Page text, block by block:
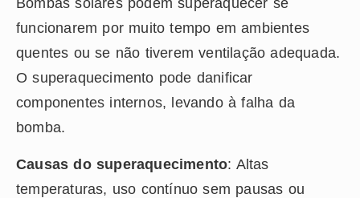
Bombas solares podem superaquecer se
funcionarem por muito tempo em ambientes
quentes ou se não tiverem ventilação adequada.
O superaquecimento pode danificar
componentes internos, levando à falha da
bomba.
Causas do superaquecimento: Altas
temperaturas, uso contínuo sem pausas ou